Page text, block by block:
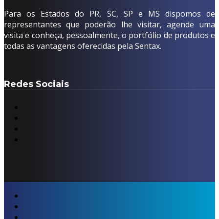
Para os Estados do PR, SC, SP e MS dispomos de
representantes que poderão lhe visitar, agende uma
visita e conheça, pessoalmente, o portfólio de produtos e
todas as vantagens oferecidas pela Sentax.
Redes Sociais